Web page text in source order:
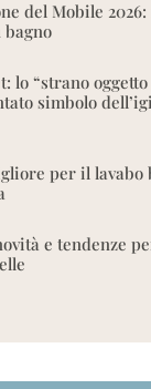
del Mobile
lo “strano
simbolo
per il lavabo
e tendenze